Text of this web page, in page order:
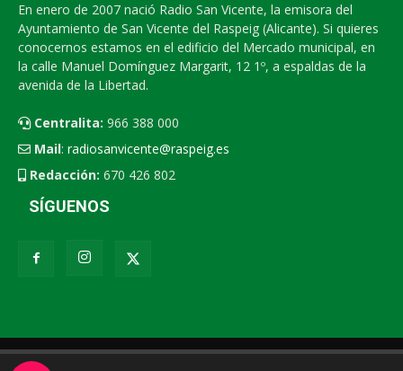
En enero de 2007 nació Radio San Vicente, la emisora del
Ayuntamiento de San Vicente del Raspeig (Alicante). Si quieres
conocernos estamos en el edificio del Mercado municipal, en
la calle Manuel Domínguez Margarit, 12 1º, a espaldas de la
avenida de la Libertad.
Centralita: 966 388 000
Mail: radiosanvicente@raspeig.es
Redacción: 670 426 802
SÍGUENOS
Radio San Vicente Contacto XEMV